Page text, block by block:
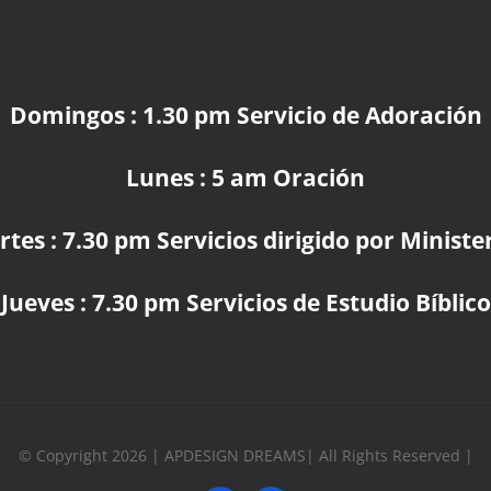
Domingos : 1.30 pm Servicio de Adoración
Lunes : 5 am Oración
: 7.30 pm Servicios dirigido por
Jueves : 7.30 pm Servicios de Estudio Bíblico
© Copyright 2026 | APDESIGN DREAMS| All Rights Reserved |